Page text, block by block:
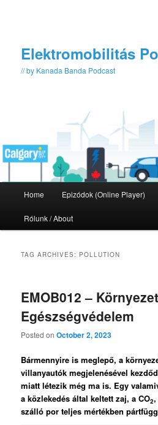
Elektromobilitás
// by Kanada Banda Podcast
Home Epizódok (Online Player)
Rólunk / About
TAG ARCHIVES: POLLUTION
EMOB012 –
Egészségvédelem
Posted onOctober 2, 2023
Bármennyire is meglepő, a
villanyautók megjelenésével
miatt létezik még ma is. Egy
a közlekedés által keltett zaj, a CO2,
szálló por teljes mértékben